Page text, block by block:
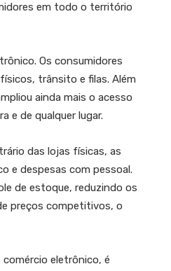
em todo o território
Os consumidores
trânsito e filas. Além
ainda mais o acesso
e de qualquer lugar.
das lojas físicas, as
e despesas com pessoal.
de estoque, reduzindo os
preços competitivos, o
eletrônico, é